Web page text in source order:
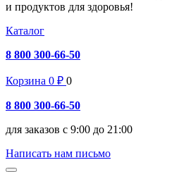
и продуктов для здоровья!
Каталог
8 800 300-66-50
Корзина 0 ₽ 0
8 800 300-66-50
для заказов с 9:00 до 21:00
Написать нам письмо